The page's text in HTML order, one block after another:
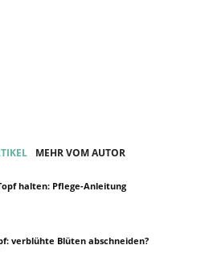
MEHR VOM AUTOR
halten: Pflege-Anleitung
verblühte Blüten abschneiden?